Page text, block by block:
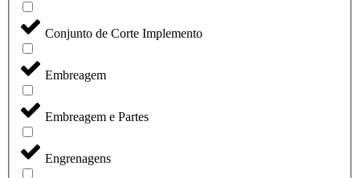
Conjunto de Corte Implemento
Embreagem
Embreagem e Partes
Engrenagens